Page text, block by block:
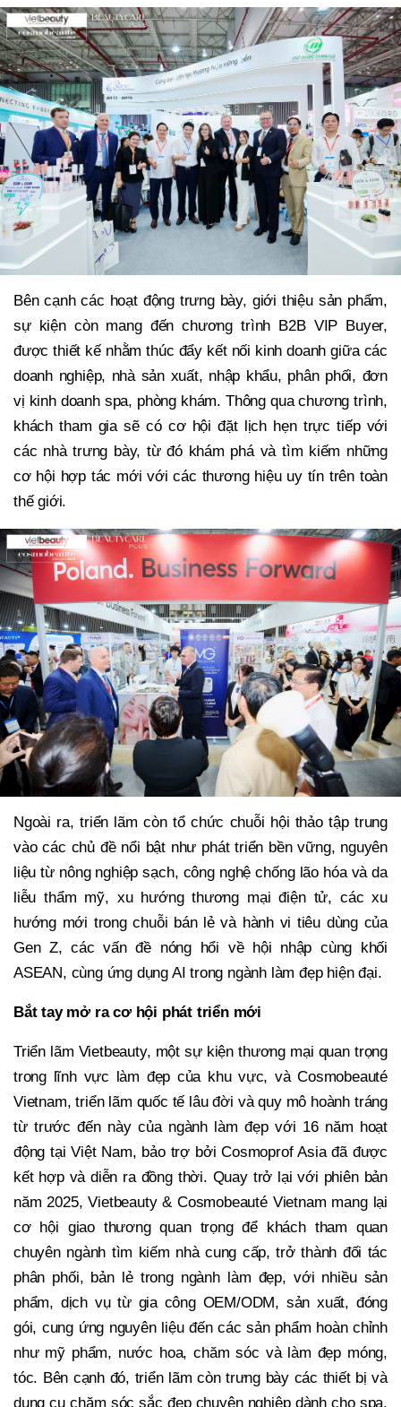
Bên cạnh các hoạt động trưng bày, giới thiệu sản phẩm,
sự kiện còn mang đến chương trình B2B VIP Buyer,
được thiết kế nhằm thúc đẩy kết nối kinh doanh giữa các
doanh nghiệp, nhà sản xuất, nhập khẩu, phân phối, đơn
vị kinh doanh spa, phòng khám. Thông qua chương trình,
khách tham gia sẽ có cơ hội đặt lịch hẹn trực tiếp với
các nhà trưng bày, từ đó khám phá và tìm kiếm những
cơ hội hợp tác mới với các thương hiệu uy tín trên toàn
thế giới.
Ngoài ra, triển lãm còn tổ chức chuỗi hội thảo tập trung
vào các chủ đề nổi bật như phát triển bền vững, nguyên
liệu từ nông nghiệp sạch, công nghệ chống lão hóa và da
liễu thẩm mỹ, xu hướng thương mại điện tử, các xu
hướng mới trong chuỗi bán lẻ và hành vi tiêu dùng của
Gen Z, các vấn đề nóng hổi về hội nhập cùng khối
ASEAN, cùng ứng dụng AI trong ngành làm đẹp hiện đại.
Bắt tay mở ra cơ hội phát triển mới
Triển lãm Vietbeauty, một sự kiện thương mại quan trọng
trong lĩnh vực làm đẹp của khu vực, và Cosmobeauté
Vietnam, triển lãm quốc tế lâu đời và quy mô hoành tráng
từ trước đến này của ngành làm đẹp với 16 năm hoạt
động tại Việt Nam, bảo trợ bởi Cosmoprof Asia đã được
kết hợp và diễn ra đồng thời. Quay trở lại với phiên bản
năm 2025, Vietbeauty & Cosmobeauté Vietnam mang lại
cơ hội giao thương quan trọng để khách tham quan
chuyên ngành tìm kiếm nhà cung cấp, trở thành đối tác
phân phối, bản lẻ trong ngành làm đẹp, với nhiều sản
phẩm, dịch vụ từ gia công OEM/ODM, sản xuất, đóng
gói, cung ứng nguyên liệu đến các sản phẩm hoàn chỉnh
như mỹ phẩm, nước hoa, chăm sóc và làm đẹp móng,
tóc. Bên cạnh đó, triển lãm còn trưng bày các thiết bị và
dụng cụ chăm sóc sắc đẹp chuyên nghiệp dành cho spa,